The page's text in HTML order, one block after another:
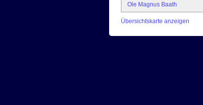
Ole Magnus Baath
Übersichtskarte anzeigen